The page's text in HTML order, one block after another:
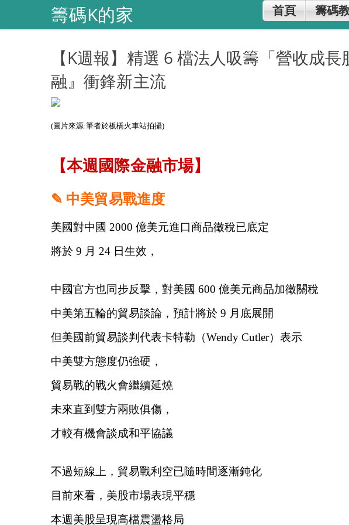
首頁 籌碼
籌碼K的家
【K週報】精選 6 檔法人吸籌「營收成
融』衝鋒新主流
(圖片來源:筆者於板橋火車站拍攝)
【本週國際金融市場】
✎ 中美貿易戰進度
美國對中國 2000 億美元進口商品徵稅已底定
將於 9 月 24 日生效，
中國官方也同步反擊，對美國 600 億美元商品加徵關稅
中美第五輪的貿易談論，預計將於 9 月底展開
但美國前貿易談判代表卡特勒（Wendy Cutler）表示
中美雙方態度仍強硬，
貿易戰的戰火會繼續延燒
未來直到雙方兩敗俱傷，
才較有機會談成和平協議
不過短線上，貿易戰利空已隨時間逐漸鈍化
目前來看，美股市場表現平穩
本週美股呈現高檔震盪格局